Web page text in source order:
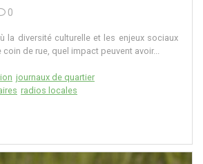
0
la diversité culturelle et les enjeux sociaux
de rue, quel impact peuvent avoir...
journaux de quartier
radios locales